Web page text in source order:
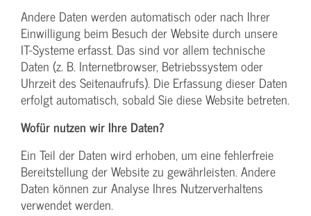
Andere Daten werden automatisch oder nach Ihrer
Einwilligung beim Besuch der Website durch unsere
IT-Systeme erfasst. Das sind vor allem technische
Daten (z. B. Internetbrowser, Betriebssystem oder
Uhrzeit des Seitenaufrufs). Die Erfassung dieser Daten
erfolgt automatisch, sobald Sie diese Website betreten.
Wofür nutzen wir Ihre Daten?
Ein Teil der Daten wird erhoben, um eine fehlerfreie
Bereitstellung der Website zu gewährleisten. Andere
Daten können zur Analyse Ihres Nutzerverhaltens
verwendet werden.